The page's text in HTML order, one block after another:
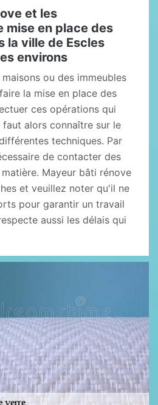
et les
mise en place des
la ville de Escles
environs
ou des immeubles
la mise en place des
ces opérations qui
alors connaître sur le
techniques. Par
de contacter des
Mayeur bâti rénove
et veuillez noter qu'il ne
pour garantir un travail
aussi les délais qui